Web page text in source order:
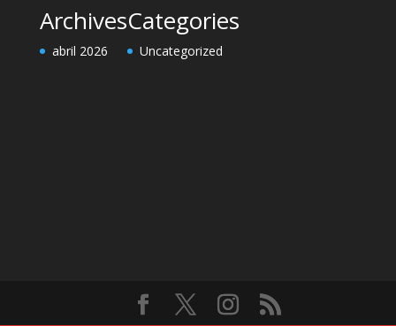
Archives
abril 2026
Categories
Uncategorized